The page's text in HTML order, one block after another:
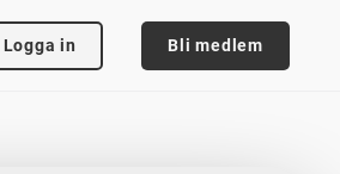
Logga in Bli medlem